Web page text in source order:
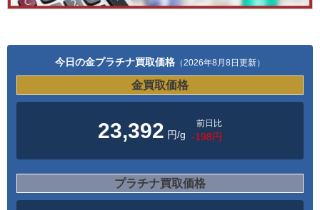
今日の金プラチナ買取価格 （2026年8月8日更新）
金買取価格
23,392 円/g
前日比
-198円
プラチナ買取価格